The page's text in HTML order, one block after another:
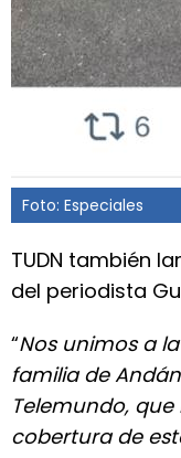
Foto: Especiales
TUDN también
del periodista
“Nos unimos a
familia de
Telemundo,
cobertura de